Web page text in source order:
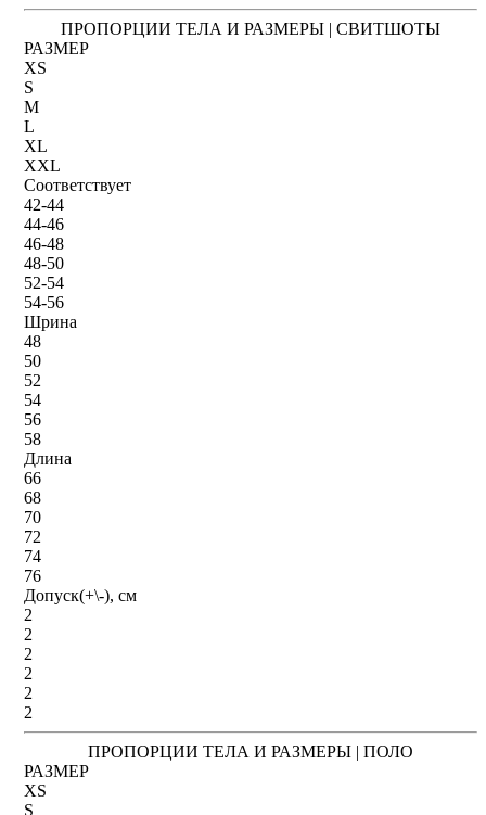
ПРОПОРЦИИ ТЕЛА И РАЗМЕРЫ | СВИТШОТЫ
РАЗМЕР
XS
S
M
L
XL
XXL
Соответствует
42-44
44-46
46-48
48-50
52-54
54-56
Шрина
48
50
52
54
56
58
Длина
66
68
70
72
74
76
Допуск(+\-), см
2
2
2
2
2
2
ПРОПОРЦИИ ТЕЛА И РАЗМЕРЫ | ПОЛО
РАЗМЕР
XS
S